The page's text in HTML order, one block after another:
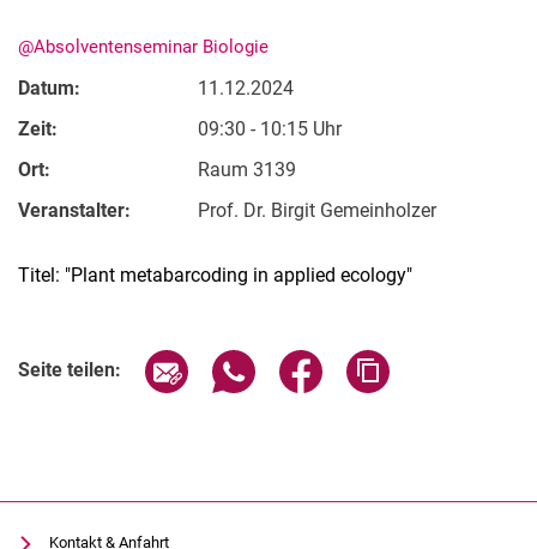
@Absolventenseminar Biologie
Datum:
11.12.2024
Zeit:
09:30 - 10:15 Uhr
Ort:
Raum 3139
Veranstalter:
Prof. Dr. Birgit Gemeinholzer
Titel: "Plant metabarcoding in applied ecology"
Seite teilen: Seite über E-Mail teilen
Seite über WhatsApp teilen
Seite über Facebook
Kontakt & Anfahrt